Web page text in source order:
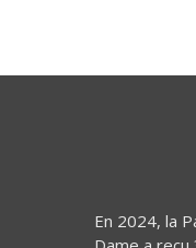
En 2024, la